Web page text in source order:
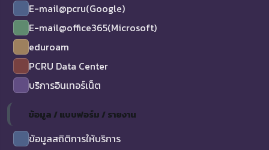
E-mail@pcru(Google)
E-mail@office365(Microsoft)
eduroam
PCRU Data Center
บริการอินเทอร์เน็ต
ข้อมูล / แบบฟอร์ม / รายงาน
ข้อมูลสถิติการให้บริการ